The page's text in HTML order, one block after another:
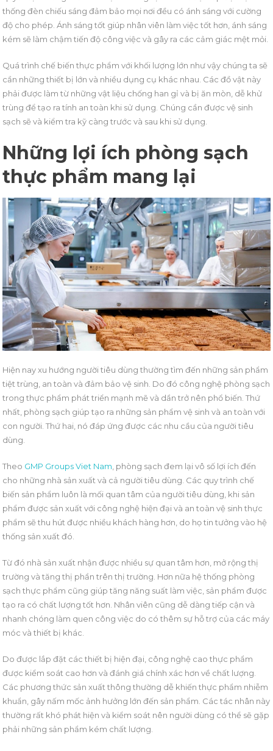
thống đèn chiếu sáng đảm bảo mọi nơi đều có ánh sáng với cường
độ cho phép. Ánh sáng tốt giúp nhân viên làm việc tốt hơn, ánh sáng
kém sẽ làm chậm tiến độ công việc và gây ra các cảm giác mệt mỏi.
Quá trình chế biến thực phẩm với khối lượng lớn như vậy chúng ta sẽ
cần những thiết bị lớn và nhiều dụng cụ khác nhau. Các đồ vật này
phải được làm từ những vật liệu chống han gỉ và bị ăn mòn, dễ khử
trùng để tạo ra tính an toàn khi sử dụng. Chúng cần được vệ sinh
sạch sẽ và kiểm tra kỹ càng trước và sau khi sử dụng.
Những lợi ích phòng sạch
thực phẩm mang lại
Hiện nay xu hướng người tiêu dùng thường tìm đến những sản phẩm
tiệt trùng, an toàn và đảm bảo vệ sinh. Do đó công nghệ phòng sạch
trong thực phẩm phát triển mạnh mẽ và dần trở nên phổ biến. Thứ
nhất, phòng sạch giúp tạo ra những sản phẩm vệ sinh và an toàn với
con người. Thứ hai, nó đáp ứng được các nhu cầu của người tiêu
dùng.
Theo GMP Groups Viet Nam , phòng sạch đem lại vô số lợi ích đến
cho những nhà sản xuất và cả người tiêu dùng. Các quy trình chế
biến sản phẩm luôn là mối quan tâm của người tiêu dùng, khi sản
phẩm được sản xuất với công nghệ hiện đại và an toàn vệ sinh thực
phẩm sẽ thu hút được nhiều khách hàng hơn, do họ tin tưởng vào hệ
thống sản xuất đó.
Từ đó nhà sản xuất nhận được nhiều sự quan tâm hơn, mở rộng thị
trường và tăng thị phần trên thị trường. Hơn nữa hệ thống phòng
sạch thực phẩm cũng giúp tăng năng suất làm việc, sản phẩm được
tạo ra có chất lượng tốt hơn. Nhân viên cũng dễ dàng tiếp cận và
nhanh chóng làm quen công việc do có thêm sự hỗ trợ của các máy
móc và thiết bị khác.
Do được lắp đặt các thiết bị hiện đại, công nghệ cao thực phẩm
được kiểm soát cao hơn và đánh giá chính xác hơn về chất lượng.
Các phương thức sản xuất thông thường dễ khiến thực phẩm nhiễm
khuẩn, gây nấm mốc ảnh hưởng lớn đến sản phẩm. Các tác nhân này
thường rất khó phát hiện và kiểm soát nên người dùng có thể sẽ gặp
phải những sản phẩm kém chất lượng.